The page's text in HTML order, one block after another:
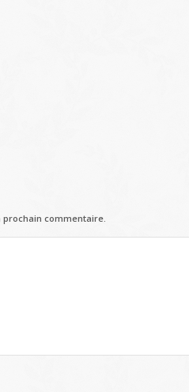
commentaire.